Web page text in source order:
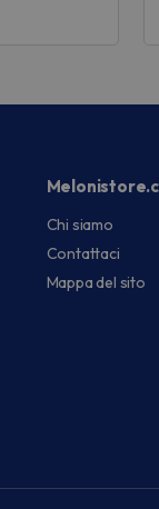
Chi siamo
Contattaci
Mappa del sito